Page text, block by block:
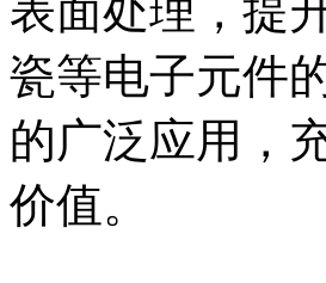
表面处理，提
瓷等电子元件
的广泛应用，
价值。